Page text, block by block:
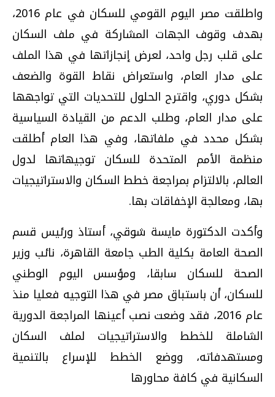
واطلقت مصر اليوم القومي للسكان في عام 2016،
بهدف وقوف الجهات المشاركة في ملف السكان
على قلب رجل واحد، لعرض إنجازاتها في هذا الملف
على مدار العام، واستعراض نقاط القوة والضعف
بشكل دوري، واقترح الحلول للتحديات التي تواجهها
على مدار العام، وطلب الدعم من القيادة السياسية
بشكل محدد في ملفاتها، وفي هذا العام أطلقت
منظمة الأمم المتحدة للسكان توجيهاتها لدول
العالم، بالالتزام بمراجعة خطط السكان والاستراتيجيات
بها، ومعالجة الإخفاقات بها.
وأكدت الدكتورة مايسة شوقي، أستاذ ورئيس قسم
الصحة العامة بكلية الطب جامعة القاهرة، نائب وزير
الصحة للسكان سابقا، ومؤسس اليوم الوطني
للسكان، أن باستباق مصر في هذا التوجيه فعليا منذ
عام 2016، فقد وضعت نصب أعينها المراجعة الدورية
الشاملة للخطط والاستراتيجيات لملف السكان
ومستهدفاته، ووضع الخطط للإسراع بالتنمية
السكانية في كافة محاورها